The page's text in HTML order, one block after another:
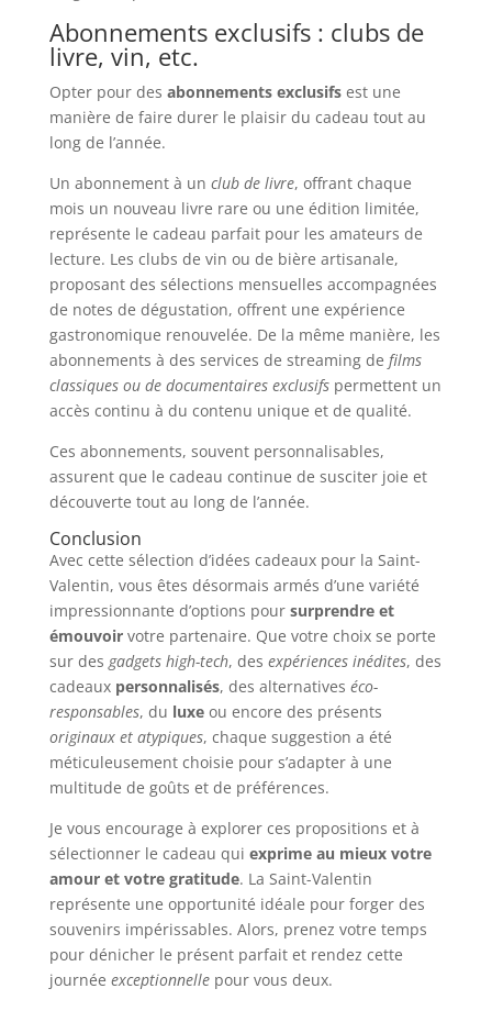
Abonnements exclusifs : clubs de
livre, vin, etc.
Opter pour des abonnements exclusifsest une
manière de faire durer le plaisir du cadeau tout au
long de l’année.
Un abonnement à un club de livre, offrant chaque
mois un nouveau livre rare ou une édition limitée,
représente le cadeau parfait pour les amateurs de
lecture. Les clubs de vin ou de bière artisanale,
proposant des sélections mensuelles accompagnées
de notes de dégustation, offrent une expérience
gastronomique renouvelée. De la même manière, les
abonnements à des services de streaming de films
classiques ou de documentaires exclusifspermettent un
accès continu à du contenu unique et de qualité.
Ces abonnements, souvent personnalisables,
assurent que le cadeau continue de susciter joie et
découverte tout au long de l’année.
Conclusion
Avec cette sélection d’idées cadeaux pour la Saint-
Valentin, vous êtes désormais armés d’une variété
impressionnante d’options pour surprendre et
émouvoirvotre partenaire. Que votre choix se porte
sur des gadgets high-tech, des expériences inédites, des
cadeaux personnalisés, des alternatives éco-
responsables, du luxeou encore des présents
originaux et atypiques, chaque suggestion a été
méticuleusement choisie pour s’adapter à une
multitude de goûts et de préférences.
Je vous encourage à explorer ces propositions et à
sélectionner le cadeau qui exprime au mieux votre
amour et votre gratitude. La Saint-Valentin
représente une opportunité idéale pour forger des
souvenirs impérissables. Alors, prenez votre temps
pour dénicher le présent parfait et rendez cette
journée exceptionnellepour vous deux.